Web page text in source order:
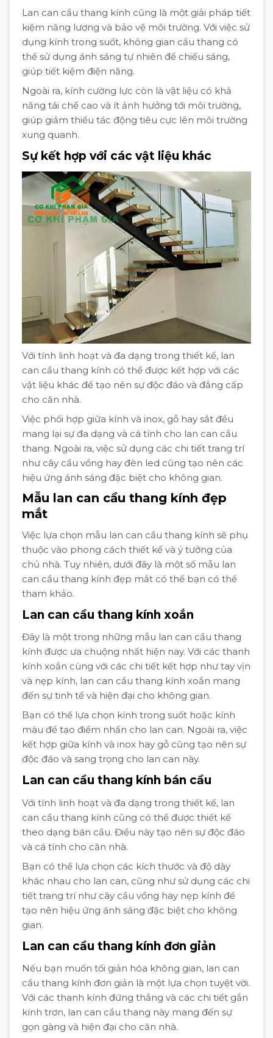
Lan can cầu thang kính cũng là một giải pháp tiết
kiệm năng lượng và bảo vệ môi trường. Với việc sử
dụng kính trong suốt, không gian cầu thang có
thể sử dụng ánh sáng tự nhiên để chiếu sáng,
giúp tiết kiệm điện năng.
Ngoài ra, kính cường lực còn là vật liệu có khả
năng tái chế cao và ít ảnh hưởng tới môi trường,
giúp giảm thiểu tác động tiêu cực lên môi trường
xung quanh.
Sự kết hợp với các vật liệu khác
Với tính linh hoạt và đa dạng trong thiết kế, lan
can cầu thang kính có thể được kết hợp với các
vật liệu khác để tạo nên sự độc đáo và đẳng cấp
cho căn nhà.
Việc phối hợp giữa kính và inox, gỗ hay sắt đều
mang lại sự đa dạng và cá tính cho lan can cầu
thang. Ngoài ra, việc sử dụng các chi tiết trang trí
như cây cầu vồng hay đèn led cũng tạo nên các
hiệu ứng ánh sáng đặc biệt cho không gian.
Mẫu lan can cầu thang kính đẹp
mắt
Việc lựa chọn mẫu lan can cầu thang kính sẽ phụ
thuộc vào phong cách thiết kế và ý tưởng của
chủ nhà. Tuy nhiên, dưới đây là một số mẫu lan
can cầu thang kính đẹp mắt có thể bạn có thể
tham khảo.
Lan can cầu thang kính xoắn
Đây là một trong những mẫu lan can cầu thang
kính được ưa chuộng nhất hiện nay. Với các thanh
kính xoắn cùng với các chi tiết kết hợp như tay vịn
và nẹp kính, lan can cầu thang kính xoắn mang
đến sự tinh tế và hiện đại cho không gian.
Bạn có thể lựa chọn kính trong suốt hoặc kính
màu để tạo điểm nhấn cho lan can. Ngoài ra, việc
kết hợp giữa kính và inox hay gỗ cũng tạo nên sự
độc đáo và sang trọng cho lan can này.
Lan can cầu thang kính bán cầu
Với tính linh hoạt và đa dạng trong thiết kế, lan
can cầu thang kính cũng có thể được thiết kế
theo dạng bán cầu. Điều này tạo nên sự độc đáo
và cá tính cho căn nhà.
Bạn có thể lựa chọn các kích thước và độ dày
khác nhau cho lan can, cũng như sử dụng các chi
tiết trang trí như cây cầu vồng hay nẹp kính để
tạo nên hiệu ứng ánh sáng đặc biệt cho không
gian.
Lan can cầu thang kính đơn giản
Nếu bạn muốn tối giản hóa không gian, lan can
cầu thang kính đơn giản là một lựa chọn tuyệt vời.
Với các thanh kính đứng thẳng và các chi tiết gắn
kính trơn, lan can cầu thang này mang đến sự
gọn gàng và hiện đại cho căn nhà.